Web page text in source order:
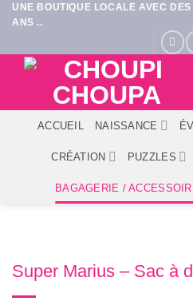
Passer
au
UNE BOUTIQUE LOCALE AVEC
ANS ..
ACCUEIL NAISSANCE
CRÉATION PUZZLES
BAGAGERIE /
Super Marius – Sac à